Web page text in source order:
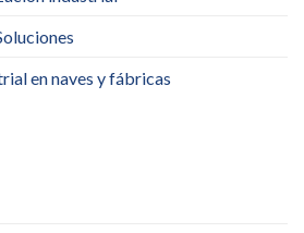
en naves y fábricas